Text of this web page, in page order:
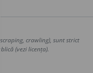
crawling), sunt strict
(vezi licența).